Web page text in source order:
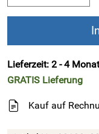
Lieferzeit: 2 - 4
GRATIS Lieferung
Kauf auf